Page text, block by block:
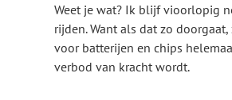
Weet je wat? Ik blijf vioorlopig
rijden. Want als dat zo
voor batterijen en chips
verbod van kracht wordt.